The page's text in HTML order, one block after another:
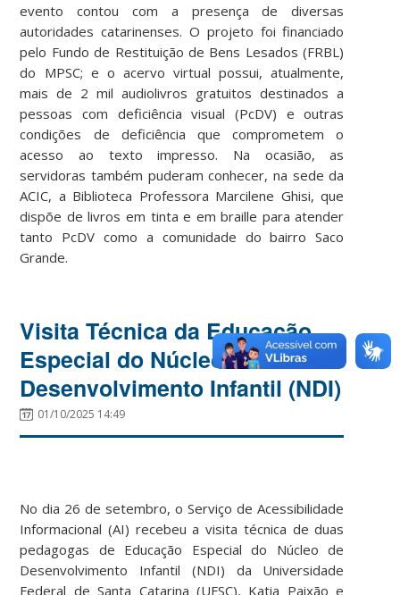
evento contou com a presença de diversas
autoridades catarinenses. O projeto foi financiado
pelo Fundo de Restituição de Bens Lesados (FRBL)
do MPSC; e o acervo virtual possui, atualmente,
mais de 2 mil audiolivros gratuitos destinados a
pessoas com deficiência visual (PcDV) e outras
condições de deficiência que comprometem o
acesso ao texto impresso. Na ocasião, as
servidoras também puderam conhecer, na sede da
ACIC, a Biblioteca Professora Marcilene Ghisi, que
dispõe de livros em tinta e em braille para atender
tanto PcDV como a comunidade do bairro Saco
Grande.
Visita Técnica da Educação
Especial do Núcleo de
Desenvolvimento Infantil (NDI)
01/10/2025 14:49
No dia 26 de setembro, o Serviço de Acessibilidade
Informacional (AI) recebeu a visita técnica de duas
pedagogas de Educação Especial do Núcleo de
Desenvolvimento Infantil (NDI) da Universidade
Federal de Santa Catarina (UFSC), Katia Paixão e